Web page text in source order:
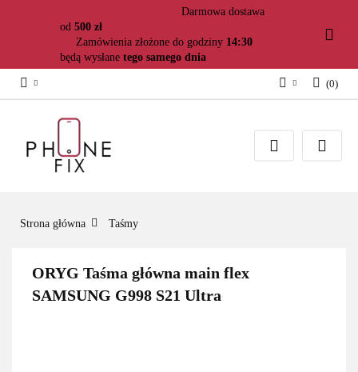
Darmowa dostawa
od 500 zł
Zamówienia złożone do godziny 14:30
będą wysłane tego samego dnia
Załóż konto
(0)
Strona główna Taśmy
ORYG Taśma główna main flex
SAMSUNG G998 S21 Ultra